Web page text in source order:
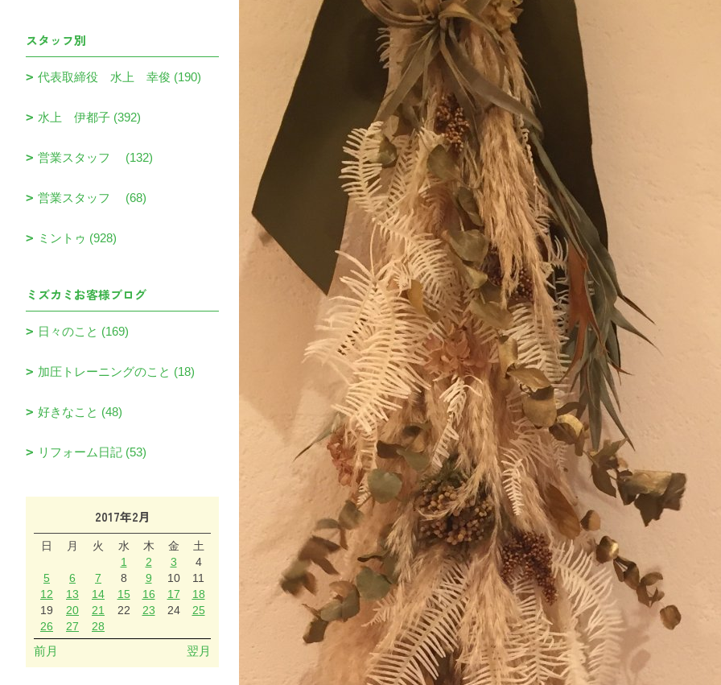
スタッフ別
代表取締役 水上 幸俊 (190)
水上 伊都子 (392)
営業スタッフ (132)
営業スタッフ (68)
ミントゥ (928)
ミズカミお客様ブログ
日々のこと (169)
加圧トレーニングのこと (18)
好きなこと (48)
リフォーム日記 (53)
2017年2月
日 月 火 水 木 金
土
1
2 3
4
5
6 7 8 9 10
11
12
13 14 15 16 17
18
19
20 21 22 23 24
25
26
27 28
前月 翌月